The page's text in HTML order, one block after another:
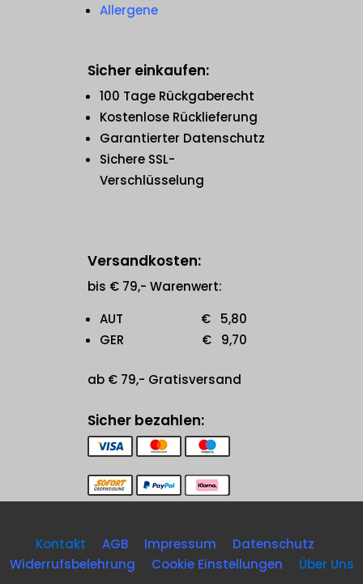
Allergene
Sicher einkaufen:
100 Tage Rückgaberecht
Kostenlose Rücklieferung
Garantierter Datenschutz
Sichere SSL-
Verschlüsselung
Versandkosten:
bis € 79,- Warenwert:
AUT € 5,80
GER € 9,70
ab € 79,- Gratisversand
Sicher bezahlen:
Kontakt AGB Impressum
Datenschutz
Widerrufsbelehrung
Cookie Einstellungen Über Uns